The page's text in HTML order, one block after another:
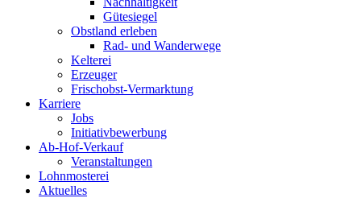
Gütesiegel
Obstland erleben
Rad- und Wanderwege
Kelterei
Erzeuger
Frischobst-Vermarktung
Karriere
Jobs
Initiativbewerbung
Ab-Hof-Verkauf
Veranstaltungen
Lohnmosterei
Aktuelles